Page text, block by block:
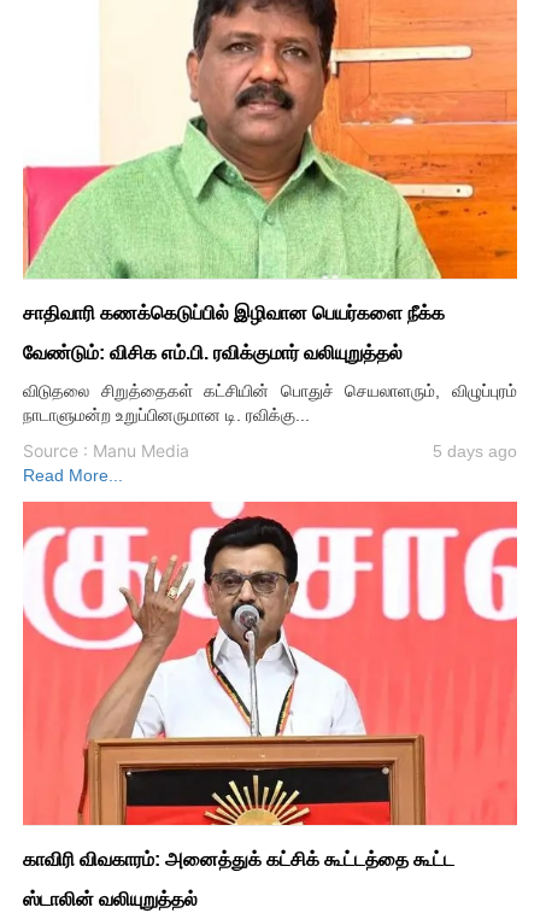
சாதிவாரி கணக்கெடுப்பில் இழிவான பெயர்களை நீக்க
வேண்டும்: விசிக எம்.பி. ரவிக்குமார் வலியுறுத்தல்
விடுதலை சிறுத்தைகள் கட்சியின் பொதுச் செயலாளரும், விழுப்புரம்
நாடாளுமன்ற உறுப்பினருமான டி. ரவிக்கு...
Source : Manu Media
5 days ago
Read More...
காவிரி விவகாரம்: அனைத்துக் கட்சிக் கூட்டத்தை கூட்ட
ஸ்டாலின் வலியுறுத்தல்